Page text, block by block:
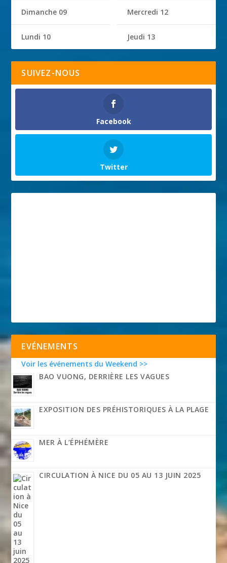
Dimanche 09
Lundi 10
Mercredi 12
Jeudi 13
SUIVEZ-NOUS
Facebook
Twitter
EVÉNEMENTS
Voir les événements du Weekend >>
BAO VUONG, DERRIÈRE LES VAGUES
EXPOSITION DES PRÉHISTORIQUES À LA PLAGE
MER À L’ÉPHÉMÈRE
CIRCULATION À NICE DU 05 AU 13 JUIN 2025